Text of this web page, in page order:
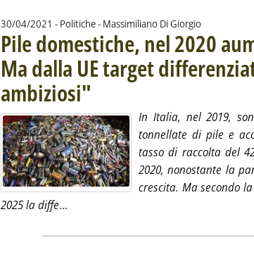
30/04/2021 - Politiche - di:
Massimiliano Di Giorgio
Pile domestiche, nel 2020
Ma dalla UE target
ambiziosi" . Pubblicata venerdì 30 aprile 2021 alle 15.38.
In Italia, nel 2019,
tonnellate di pile e
tasso di raccolta del
2020, nonostante la
crescita. Ma secondo
2025 la diffe... Leggi tutta la notizia: 'Pile